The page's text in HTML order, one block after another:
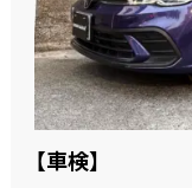
【車検】